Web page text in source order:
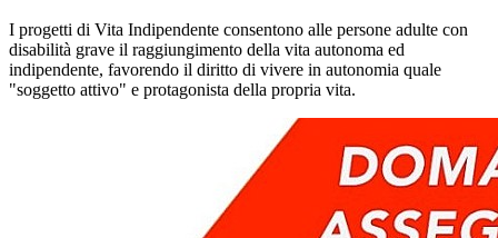
I progetti di Vita Indipendente consentono alle persone adulte con
disabilità grave il raggiungimento della vita autonoma ed
indipendente, favorendo il diritto di vivere in autonomia quale
"soggetto attivo" e protagonista della propria vita.